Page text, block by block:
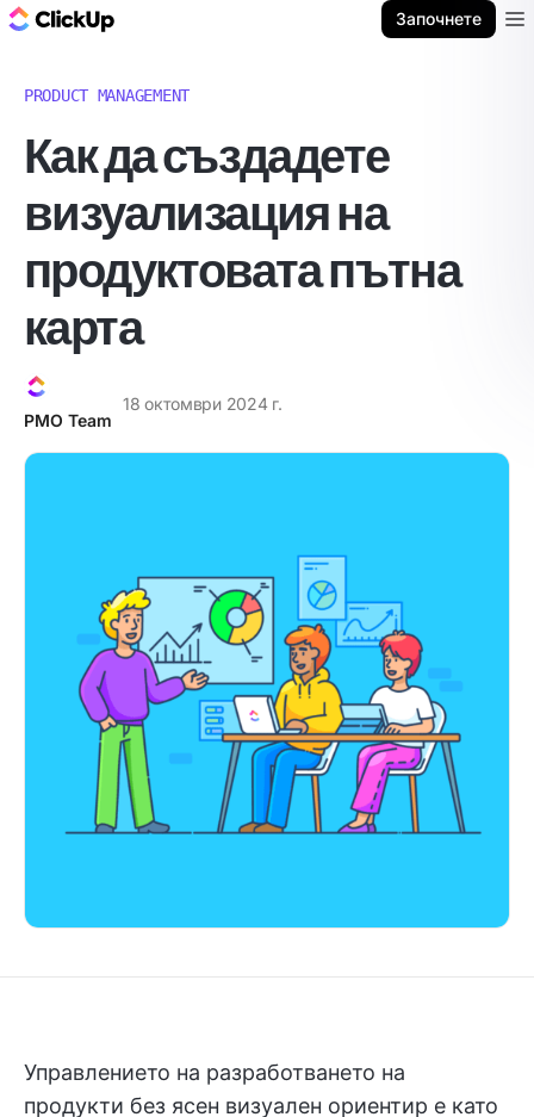
Започнете
PRODUCT MANAGEMENT
Как да създадете
визуализация на
продуктовата пътна
карта
PMO Team
18 октомври 2024 г.
Управлението на разработването на
продукти без ясен визуален ориентир е като